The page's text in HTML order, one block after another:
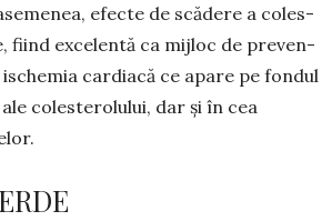
efecte de scădere a coles­
fiind ex­ce­len­tă ca mijloc de pre­ven­
car­dia­că ce apare pe fondul
co­les­terolului, dar și în cea